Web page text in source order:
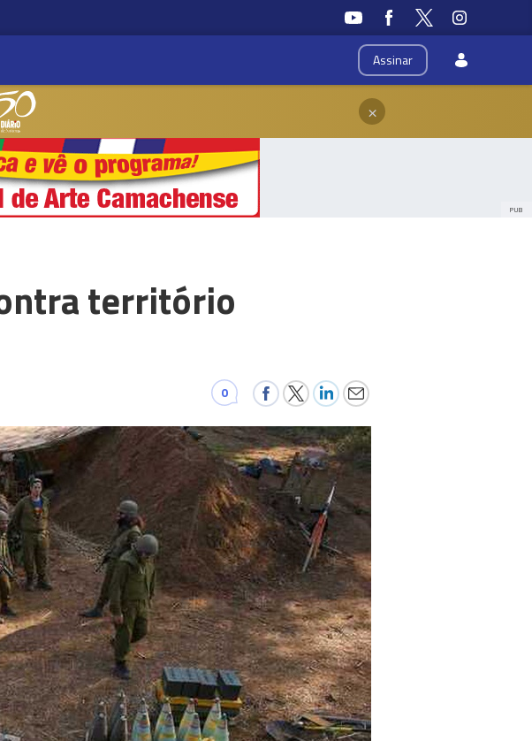
Assinar
×
PUB
território
0